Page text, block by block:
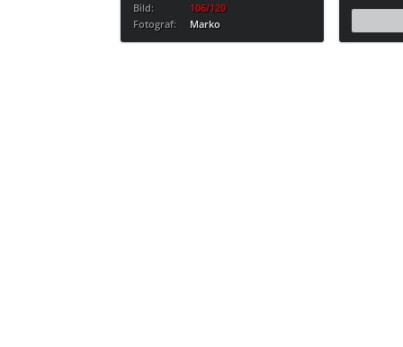
Bild:
106/120
Fotograf:
Marko